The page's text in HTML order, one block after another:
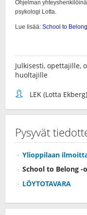
Julkisesti, opettajille,
huoltajille
LEK (Lotta Ekberg)
Pysyvät
Ylioppilaan
School to Belong -
LÖYTOTAVARA